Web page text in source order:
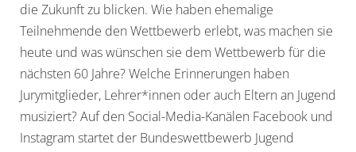
die Zukunft zu blicken. Wie haben ehemalige
Teilnehmende den Wettbewerb erlebt, was machen sie
heute und was wünschen sie dem Wettbewerb für die
nächsten 60 Jahre? Welche Erinnerungen haben
Jurymitglieder, Lehrer*innen oder auch Eltern an Jugend
musiziert? Auf den Social-Media-Kanälen Facebook und
Instagram startet der Bundeswettbewerb Jugend